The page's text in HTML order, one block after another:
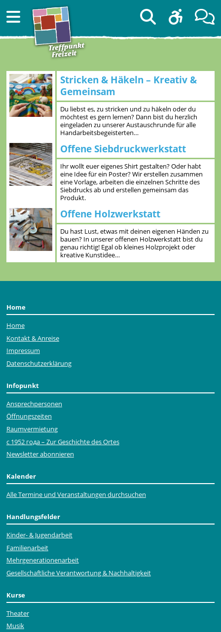
Stricken & Häkeln – Kreativ &
Gemeinsam
Du liebst es, zu stricken und zu häkeln oder du
möchtest es gern lernen? Dann bist du herzlich
eingeladen zu unserer Austauschrunde für alle
Handarbeitsbegeisterten…
Offene Siebdruckwerkstatt
Ihr wollt euer eigenes Shirt gestalten? Oder habt
eine Idee für ein Poster? Wir erstellen zusammen
eine Vorlage, arbeiten die einzelnen Schritte des
Siebdrucks ab und erstellen gemeinsam das
Produkt.
Offene Holzwerkstatt
Du hast Lust, etwas mit deinen eigenen Händen zu
bauen? In unserer offenen Holzwerkstatt bist du
genau richtig! Egal ob kleines Holzprojekt oder
kreative Kunstidee…
Home
Home
Kontakt & Anreise
Impressum
Datenschutzerklärung
Infopunkt
Ansprechpersonen
Öffnungszeiten
Raumvermietung
с 1952 года – Zur Geschichte des Ortes
Newsletter abonnieren
Kalender
Alle Termine und Veranstaltungen durchsuchen
Handlungsfelder
Kinder- & Jugendarbeit
Familienarbeit
Mehr­generationen­arbeit
Gesellschaftliche Verantwortung & Nachhaltigkeit
Kurse
Theater
Musik